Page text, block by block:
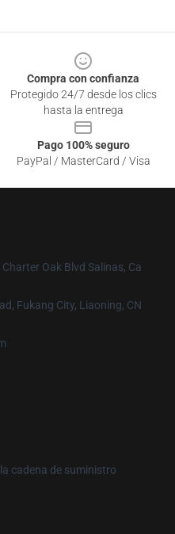
Compra con confianza
Protegido 24/7 desde los clics
hasta la entrega
Pago 100% seguro
PayPal / MasterCard / Visa
Oak Blvd Salinas, Ca
Fukang City, Liaoning, CN
cadena de suministro